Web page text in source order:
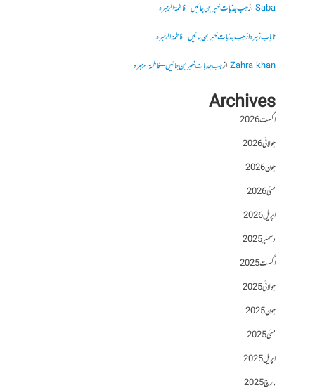
Sabaازجب جذبات خبر بن جائیں – فاطمۃالزہرہ
نایاب زہرہازجب جذبات خبر بن جائیں – فاطمۃالزہرہ
Zahra khanازجب جذبات خبر بن جائیں – فاطمۃالزہرہ
Archives
اگست 2026
جولائی 2026
جون 2026
مئی 2026
اپریل 2026
دسمبر 2025
اگست 2025
جولائی 2025
جون 2025
مئی 2025
اپریل 2025
مارچ 2025